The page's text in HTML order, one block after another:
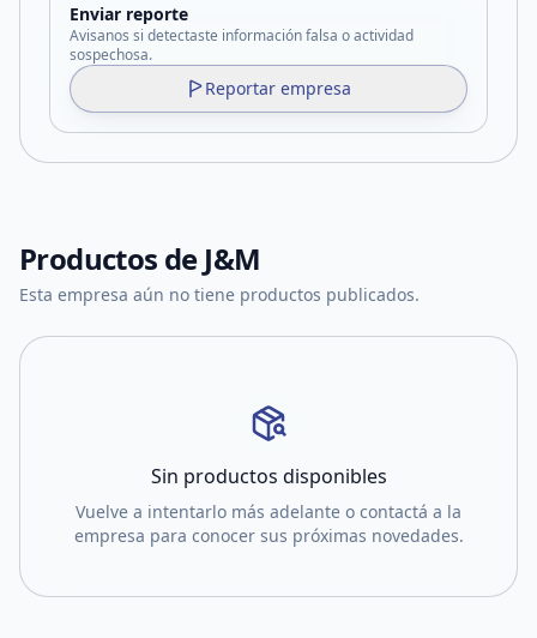
Enviar reporte
Avisanos si detectaste información falsa o actividad
sospechosa.
Reportar empresa
Productos de J&M
Esta empresa aún no tiene productos publicados.
Sin productos disponibles
Vuelve a intentarlo más adelante o contactá a la
empresa para conocer sus próximas novedades.